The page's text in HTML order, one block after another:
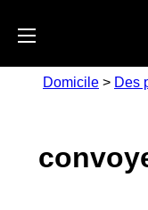
Domicile > Des